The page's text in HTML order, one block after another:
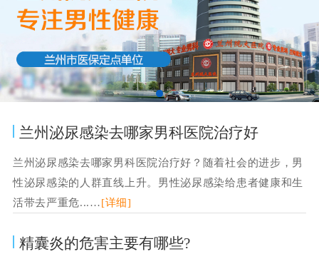
兰州泌尿感染去哪家男科医院治疗好
兰州泌尿感染去哪家男科医院治疗好？随着社会的进步，男
性泌尿感染的人群直线上升。男性泌尿感染给患者健康和生
活带去严重危...…[详细]
精囊炎的危害主要有哪些?